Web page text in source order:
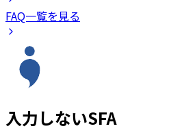
FAQ一覧を見る
入力しないSFA